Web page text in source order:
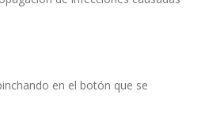
en el botón que se